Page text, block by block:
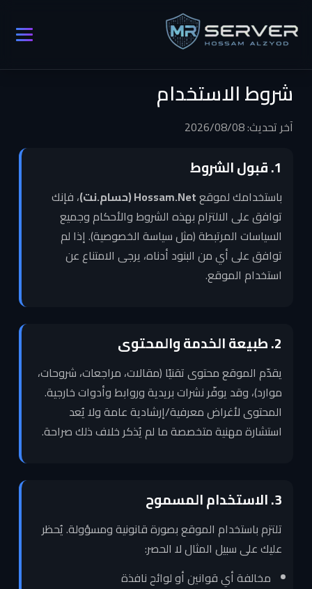
شروط الاستخدام
آخر تحديث: 2026/08/08
1. قبول الشروط
باستخدامك لموقعHossam.Net (حسام.نت)
، فإنك
توافق على الالتزام بهذه الشروط والأحكام وجميع
السياسات المرتبطة (مثل سياسة الخصوصية). إذا لم
توافق على أي من البنود أدناه، يرجى الامتناع عن
استخدام الموقع.
2. طبيعة الخدمة والمحتوى
يقدّم الموقع محتوى تقنيًا (مقالات، مراجعات، شروحات،
موارد)، وقد يوفّر نشرات بريدية وروابط وأدوات خارجية.
المحتوى لأغراض معرفية/إرشادية عامة ولا يُعد
استشارة مهنية متخصصة ما لم يُذكر خلاف ذلك صراحة.
3. الاستخدام المسموح
تلتزم باستخدام الموقع بصورة قانونية ومسؤولة. يُحظر
عليك على سبيل المثال لا الحصر:
مخالفة أي قوانين أو لوائح نافذة